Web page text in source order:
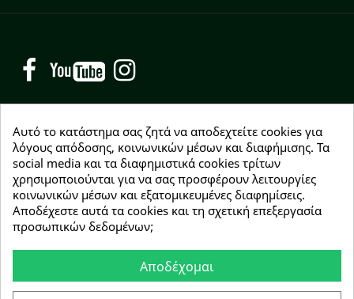
Facebook YouTube
NEWSLETTER
Εγγραφείτε δωρεάν και θα είστε οι πρώτοι που θα
λάβετε τα νέα μας γύρω από προσφορές, εκπτώσεις
και νέα προϊόντα.
Συμφωνώ με τουςόρους χρήσης
Αυτό το κατάστημα σας ζητά να αποδεχτείτε cookies για
λόγους απόδοσης, κοινωνικών μέσων και διαφήμισης. Τα
social media και τα διαφημιστικά cookies τρίτων
χρησιμοποιούνται για να σας προσφέρουν λειτουργίες
κοινωνικών μέσων και εξατομικευμένες διαφημίσεις.
Αποδέχεστε αυτά τα cookies και τη σχετική επεξεργασία
προσωπικών δεδομένων;
Αποδέχομαι